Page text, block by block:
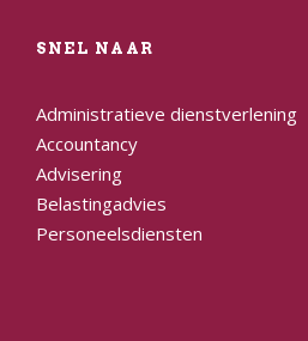
SNEL NAAR
Administratieve dienstverlening
Accountancy
Advisering
Belastingadvies
Personeelsdiensten